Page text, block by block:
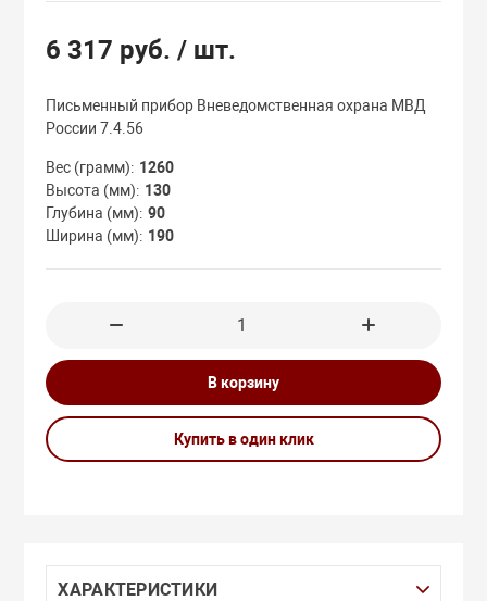
С
6 317 руб./ шт.
Письменный прибор Вневедомственная охрана МВД
России 7.4.56
Вес (грамм)
1260
Высота (мм)
130
Глубина (мм) 90
Ширина (мм)
190
В корзину
Купить в один клик
ХАРАКТЕРИСТИКИ